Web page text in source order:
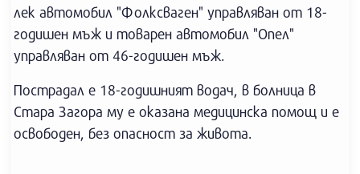
лек автомобил "Фолксваген" управляван от 18-
годишен мъж и товарен автомобил "Опел"
управляван от 46-годишен мъж.
Пострадал е 18-годишният водач, в болница в
Стара Загора му е оказана медицинска помощ и е
освободен, без опасност за живота.